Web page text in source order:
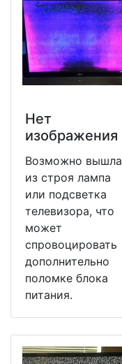
Нет
изображения
Возможно вышла
из строя лампа
или подсветка
телевизора, что
может
спровоцировать
дополнительно
поломке блока
питания.